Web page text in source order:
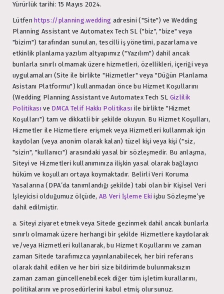
Yürürlük tarihi: 15 Mayıs 2024.
Lütfen https://planning.wedding adresini ("Site") ve Wedding
Planning Assistant ve Automatex Tech SL ("biz", "bize" veya
"bizim") tarafından sunulan, tescilli iş yönetimi, pazarlama ve
etkinlik planlama yazılım altyapımız ("Yazılım") dahil ancak
bunlarla sınırlı olmamak üzere hizmetleri, özellikleri, içeriği veya
uygulamaları (Site ile birlikte "Hizmetler" veya "Düğün Planlama
Asistanı Platformu") kullanmadan önce bu Hizmet Koşullarını
(Wedding Planning Assistant ve Automatex Tech SL Gizlilik
Politikası ve DMCA Telif Hakkı Politikası ile birlikte "Hizmet
Koşulları") tam ve dikkatli bir şekilde okuyun. Bu Hizmet Koşulları,
Hizmetler ile Hizmetlere erişmek veya Hizmetleri kullanmak için
kaydolan (veya anonim olarak kalan) tüzel kişi veya kişi ("siz,
"sizin", "kullanıcı") arasındaki yasal bir sözleşmedir. Bu anlaşma,
Siteyi ve Hizmetleri kullanımınıza ilişkin yasal olarak bağlayıcı
hüküm ve koşulları ortaya koymaktadır. Belirli Veri Koruma
Yasalarına (DPA’da tanımlandığı şekilde) tabi olan bir Kişisel Veri
İşleyicisi olduğumuz ölçüde, AB Veri İşleme Eki işbu Sözleşme’ye
dahil edilmiştir.
a. Siteyi ziyaret etmek veya Sitede gezinmek dahil ancak bunlarla
sınırlı olmamak üzere herhangi bir şekilde Hizmetlere kaydolarak
ve/veya Hizmetleri kullanarak, bu Hizmet Koşullarını ve zaman
zaman Sitede tarafımızca yayınlanabilecek, her biri referans
olarak dahil edilen ve her biri size bildirimde bulunmaksızın
zaman zaman güncellenebilecek diğer tüm işletim kurallarını,
politikalarını ve prosedürlerini kabul etmiş olursunuz.